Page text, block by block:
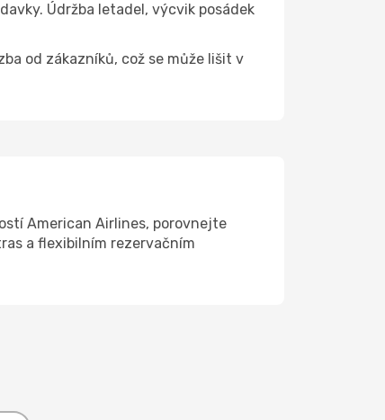
Údržba letadel, výcvik posádek
od zákazníků, což se může lišit v
American Airlines, porovnejte
a flexibilním rezervačním